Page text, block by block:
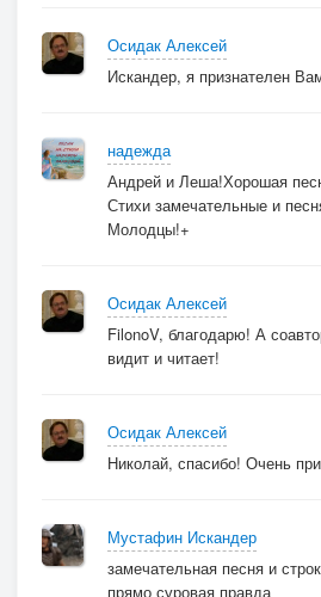
Осидак Алексей
Искандер, я признателен
надежда
Андрей и Леша!Хорошая
Стихи замечательные и
Молодцы!+
Осидак Алексей
FilonoV, благодарю! А
видит и читает!
Осидак Алексей
Николай, спасибо! Очень
Мустафин Искандер
замечательная песня и
прямо суровая правда